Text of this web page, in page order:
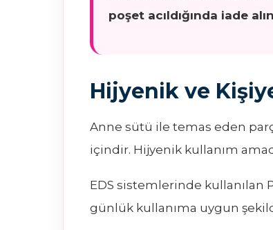
poşet acıldığında iade
Hijyenik ve
Anne sütü ile temas eden
içindir. Hijyenik kullanım
EDS sistemlerinde kullanılan
günlük kullanıma uygun